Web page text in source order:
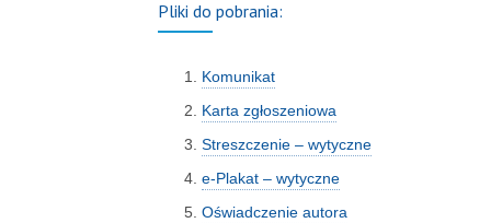
Pliki do pobrania:
Komunikat
Karta zgłoszeniowa
Streszczenie – wytyczne
e-Plakat – wytyczne
Oświadczenie autora